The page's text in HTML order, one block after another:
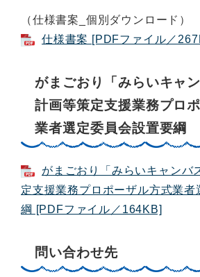
（仕様書案_個別ダウンロード）
仕様書案 [PDFファイル／
がまごおり「みらいキャ
計画等策定支援業務プロ
業者選定委員会設置要綱
がまごおり「みらいキャンバ
定支援業務プロポーザル方式業者
綱 [PDFファイル／164KB]
問い合わせ先